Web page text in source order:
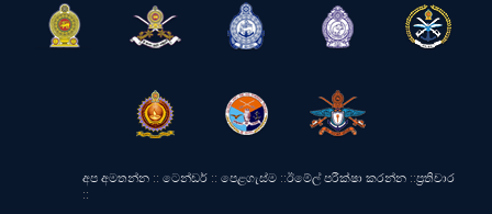
අප අමතන්න :: ටෙන්ඩර් :: පෙළගැස්ම ::ඊමේල් පරීක්ෂා කරන්න ::ප්‍රතිචාර
::